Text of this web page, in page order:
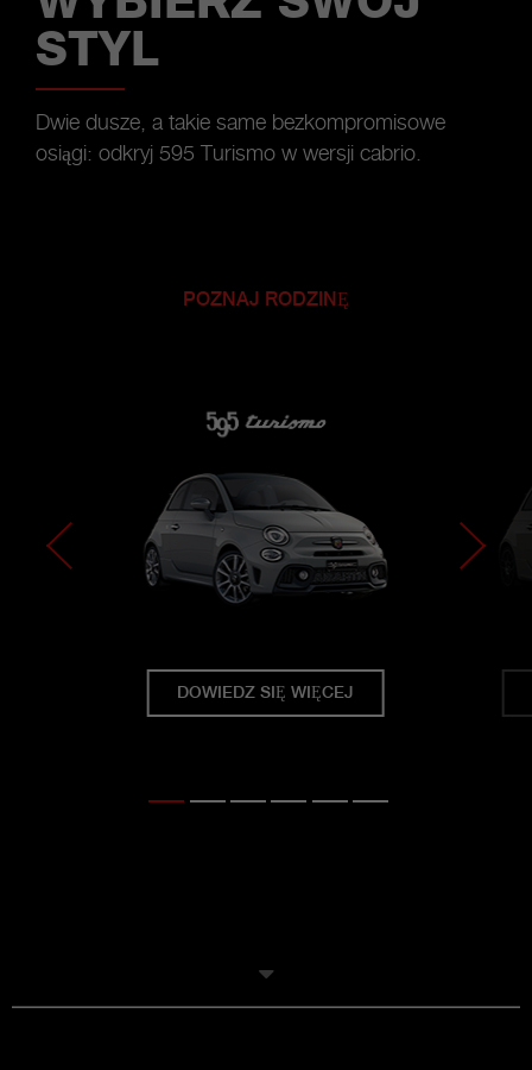
STYL
Dwie dusze, a takie same bezkompromisowe
osiągi: odkryj 595 Turismo w wersji cabrio.
POZNAJ RODZINĘ
DOWIEDZ SIĘ WIĘCEJ